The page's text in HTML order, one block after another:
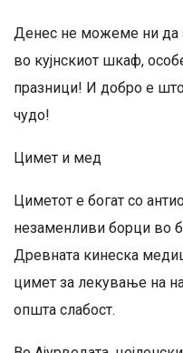
Денес не можеме ни да
во кујнскиот шкаф,
празници! И добро е
чудо!
Цимет и мед
Циметот е богат со
незаменливи борци во
Древната кинеска
цимет за лекување на
општа слабост.